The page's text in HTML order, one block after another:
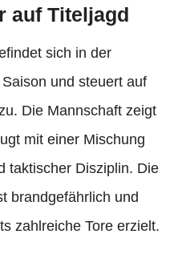
auf Titeljagd
sich in der
und steuert auf
Die Mannschaft zeigt
mit einer Mischung
taktischer Disziplin. Die
brandgefährlich und
zahlreiche Tore erzielt.